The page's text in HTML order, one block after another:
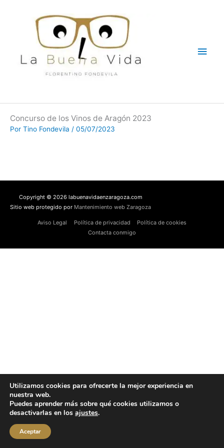
Concurso de los Vinos de Aragón 2023
Por Tino Fondevila / 05/07/2023
Copyright © 2026 labuenavidaenzaragoza.com
Sitio web protegido por Mantenimiento web Zaragoza
Aviso Legal Política de privacidad
Política de cookies
Contacta conmigo
Utilizamos cookies para ofrecerte la mejor experiencia en
nuestra web.
Puedes aprender más sobre qué cookies utilizamos o
desactivarlas en los ajustes.
Aceptar